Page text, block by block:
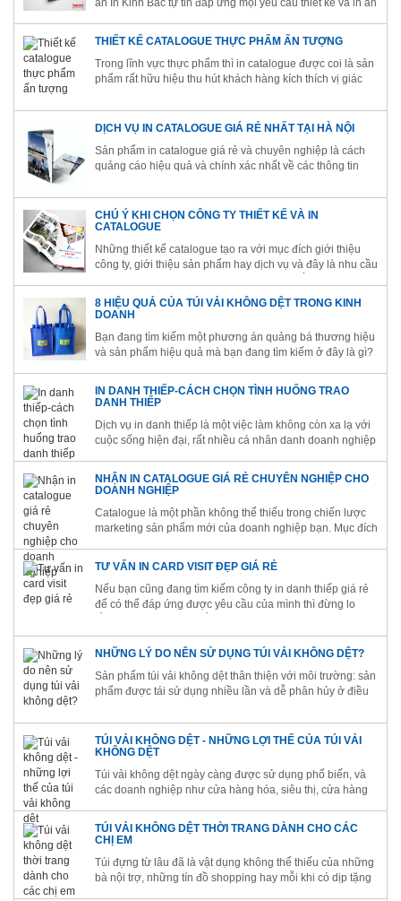
ấn In Kinh Bắc tự tin đáp ứng mọi yêu cầu thiết kế và in ấn
hiện đại chúng tôi tin rằng khách hàng sẽ có những sản
phẩm...
THIẾT KẾ CATALOGUE THỰC PHẨM ẤN TƯỢNG
Trong lĩnh vực thực phẩm thì in catalogue được coi là sản
phẩm rất hữu hiệu thu hút khách hàng kích thích vị giác
người thiết kế giàu kinh nghiệm trong in ấn
DỊCH VỤ IN CATALOGUE GIÁ RẺ NHẤT TẠI HÀ NỘI
Sản phẩm in catalogue giá rẻ và chuyên nghiệp là cách
quảng cáo hiệu quả và chính xác nhất về các thông tin
hàng. Phương pháp này sẽ giúp cho doanh nghiệp có
một chiến lược kinh doanh...
CHÚ Ý KHI CHỌN CÔNG TY THIẾT KẾ VÀ IN
CATALOGUE
Những thiết kế catalogue tạo ra với mục đích giới thiệu
công ty, giới thiệu sản phẩm hay dịch vụ và đây là nhu cầu
thương hiệu của mình đến với khách hàng. Có rất nhiều
doanh nghiệp...
8 HIỆU QUẢ CỦA TÚI VẢI KHÔNG DỆT TRONG KINH
DOANH
Bạn đang tìm kiếm một phương án quảng bá thương hiệu
và sản phẩm hiệu quả mà bạn đang tìm kiếm ở đây là gì?
cho việc marketing sản phẩm? Liệu rằng lựa chọn những
chiếc túi vải...
IN DANH THIẾP-CÁCH CHỌN TÌNH HUỐNG TRAO
DANH THIẾP
Dịch vụ in danh thiếp là một việc làm không còn xa lạ với
cuộc sống hiện đại, rất nhiều cá nhân danh doanh nghiệp
người làm việc trong lĩnh vực kinh doanh.
NHẬN IN CATALOGUE GIÁ RẺ CHUYÊN NGHIỆP CHO
DOANH NGHIỆP
Catalogue là một phần không thể thiếu trong chiến lược
marketing sản phẩm mới của doanh nghiệp bạn. Mục đích
vậy hãy lựa chọn đơn vị in ấn chuyên nghiệp với dịch vụ
in catalogue giá...
TƯ VẤN IN CARD VISIT ĐẸP GIÁ RẺ
Nếu bạn cũng đang tìm kiếm công ty in danh thiếp giá rẻ
để có thể đáp ứng được yêu cầu của mình thì đừng lo
bạn và mọi doanh nghiệp trên toàn quốc mà tôi muốn gửi
tới.
NHỮNG LÝ DO NÊN SỬ DỤNG TÚI VẢI KHÔNG DỆT?
Sản phẩm túi vải không dệt thân thiện với môi trường: sản
phẩm được tái sử dụng nhiều lần và dễ phân hủy ở điều
được xem là sản phẩm thân thiện với môi trường hiện...
TÚI VẢI KHÔNG DỆT - NHỮNG LỢI THẾ CỦA TÚI VẢI
KHÔNG DỆT
Túi vải không dệt ngày càng được sử dụng phổ biến, và
các doanh nghiệp như cửa hàng hóa, siêu thị, cửa hàng
vải không dệt là sản phẩm thân thiện nhất với môi trường
và là sản...
TÚI VẢI KHÔNG DỆT THỜI TRANG DÀNH CHO CÁC
CHỊ EM
Túi đựng từ lâu đã là vật dụng không thể thiếu của những
bà nội trợ, những tín đồ shopping hay mỗi khi có dịp tặng